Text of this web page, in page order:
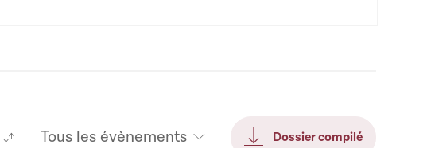
Tous les évènements Dossier compilé